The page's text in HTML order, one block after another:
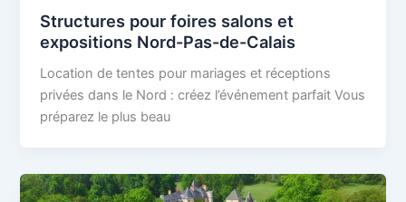
Structures pour foires salons et
expositions Nord-Pas-de-Calais
Location de tentes pour mariages et réceptions
privées dans le Nord : créez l’événement parfait Vous
préparez le plus beau